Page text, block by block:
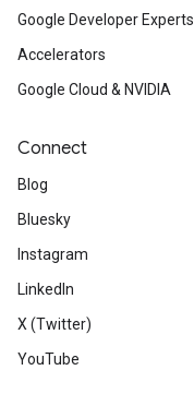
Google Developer Experts
Accelerators
Google Cloud & NVIDIA
Connect
Blog
Bluesky
Instagram
LinkedIn
X (Twitter)
YouTube